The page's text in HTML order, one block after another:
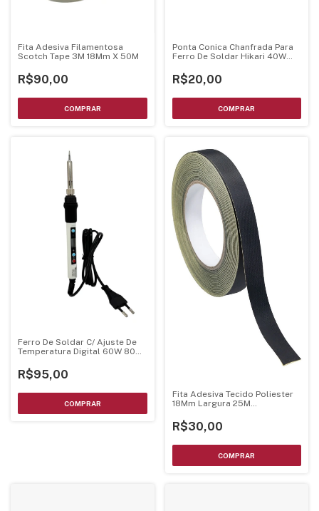
Fita Adesiva Filamentosa
Scotch Tape 3M 18Mm X 50M
R$90,00
Ponta Conica Chanfrada Para
Ferro De Soldar Hikari 40W
R$20,00
Ferro De Soldar C/ Ajuste De
Temperatura Digital 60W 80W
R$95,00
Fita Adesiva Tecido Poliester
18Mm Largura 25M
Eletronica
R$30,00